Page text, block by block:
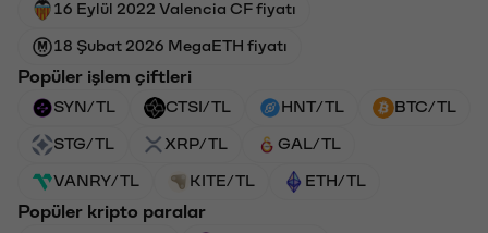
16 Eylül 2022 Valencia CF fiyatı
18 Şubat 2026 MegaETH fiyatı
Popüler işlem çiftleri
SYN/TL CTSI/TL HNT/TL BTC/TL
STG/TL XRP/TL GAL/TL
VANRY/TL KITE/TL ETH/TL
Popüler kripto paralar